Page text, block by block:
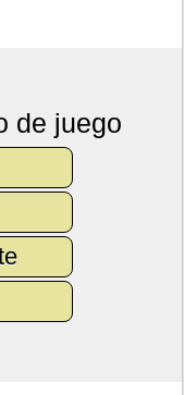
de juego